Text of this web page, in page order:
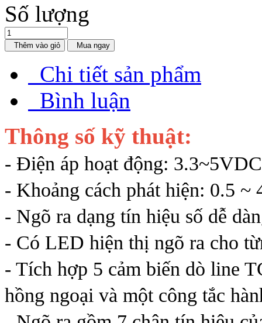
Số lượng
Thêm vào giỏ Mua ngay
Chi tiết sản phẩm
Bình luận
Thông số kỹ thuật:
- Điện áp hoạt động: 3.3~5VDC
- Khoảng cách phát hiện: 0.5 ~
- Ngõ ra dạng tín hiệu số dễ
- Có LED hiện thị ngõ ra cho
- Tích hợp 5 cảm biến dò line
hồng ngoại và một công tắc